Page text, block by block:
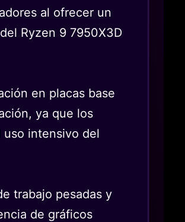
al ofrecer un
Ryzen 9 7950X3D
en placas base
ya que los
uso intensivo del
trabajo pesadas y
de gráficos